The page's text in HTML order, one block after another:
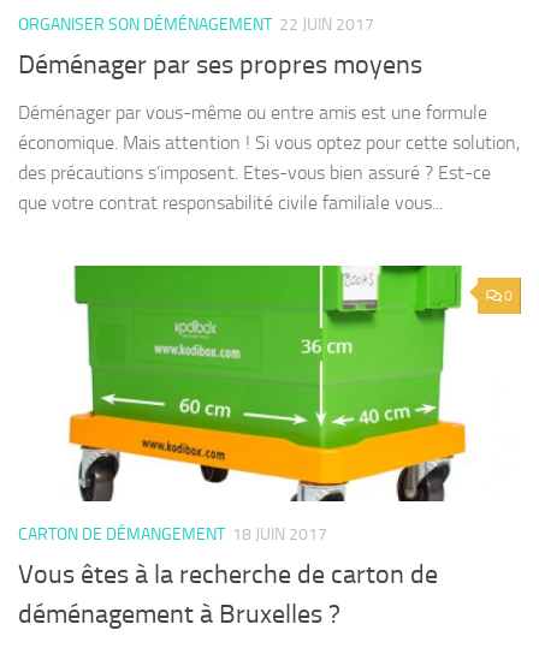
ORGANISER SON DÉMÉNAGEMENT 22 JUIN 2017
Déménager par ses propres moyens
Déménager par vous-même ou entre amis est une formule
économique. Mais attention ! Si vous optez pour cette solution,
des précautions s’imposent. Etes-vous bien assuré ? Est-ce
que votre contrat responsabilité civile familiale vous...
0
CARTON DE DÉMANGEMENT 18 JUIN 2017
Vous êtes à la recherche de carton de
déménagement à Bruxelles ?